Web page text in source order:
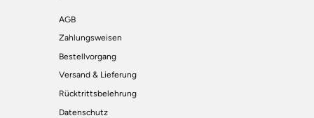
AGB
Zahlungsweisen
Bestellvorgang
Versand & Lieferung
Rücktrittsbelehrung
Datenschutz